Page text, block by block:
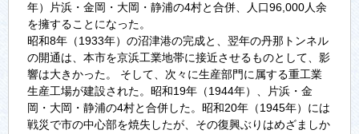
年）片浜・金岡・大岡・静浦の4村と合併、人口96,000人余
を擁することになった。
昭和8年（1933年）の沼津港の完成と、翌年の丹那トンネル
の開通は、本市を京浜工業地帯に接近させるものとして、影
響は大きかった。 そして、次々に生産部門に属する重工業
生産工場が建設された。昭和19年（1944年）、片浜・金
岡・大岡・静浦の4村と合併した。昭和20年（1945年）には
戦災で市の中心部を焼失したが、その復興ぶりはめざましか